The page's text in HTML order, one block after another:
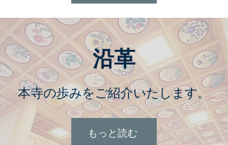
沿革
本寺の歩みをご紹介いたします。
もっと読む